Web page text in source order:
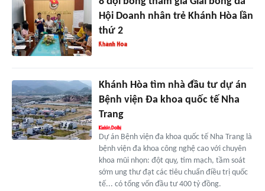
Hội Doanh nhân trẻ Khánh Hòa lần
thứ 2
Khánh Hòa tìm nhà đầu tư dự án
Bệnh viện Đa khoa quốc tế Nha
Trang
Dự án Bệnh viện đa khoa quốc tế Nha Trang là
bệnh viện đa khoa công nghệ cao với chuyên
khoa mũi nhọn: đột quỵ, tim mạch, tầm soát
sớm ung thư đạt các tiêu chuẩn điều trị quốc
tế... có tổng vốn đầu tư 400 tỷ đồng.